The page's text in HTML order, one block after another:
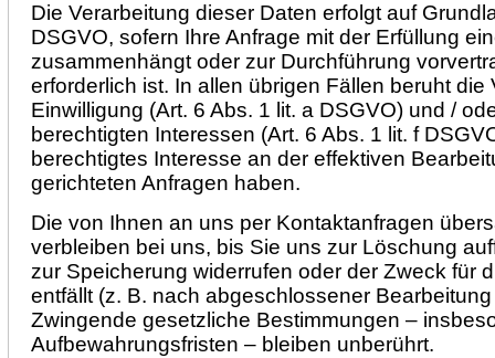
Die Verarbeitung dieser Daten erfolgt auf
DSGVO, sofern Ihre Anfrage mit der Erfüllung
zusammenhängt oder zur Durchführung
erforderlich ist. In allen übrigen Fällen beruht die
Einwilligung (Art. 6 Abs. 1 lit. a DSGVO) und /
berechtigten Interessen (Art. 6 Abs. 1 lit. f
berechtigtes Interesse an der effektiven
gerichteten Anfragen haben.
Die von Ihnen an uns per Kontaktanfragen
verbleiben bei uns, bis Sie uns zur Löschung
zur Speicherung widerrufen oder der Zweck für
entfällt (z. B. nach abgeschlossener
Zwingende gesetzliche Bestimmungen –
Aufbewahrungsfristen – bleiben unberührt.